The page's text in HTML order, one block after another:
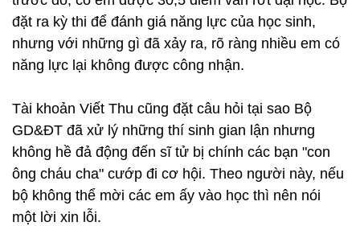
đặt ra kỳ thi để đánh giá năng lực của học sinh,
nhưng với những gì đã xảy ra, rõ ràng nhiều em có
năng lực lại không được công nhận.
Tài khoản Viết Thu cũng đặt câu hỏi tại sao Bộ
GD&ĐT đã xử lý những thí sinh gian lận nhưng
không hề đả động đến sĩ tử bị chính các bạn "con
ông cháu cha" cướp đi cơ hội. Theo người này, nếu
bộ không thể mời các em ấy vào học thì nên nói
một lời xin lỗi.